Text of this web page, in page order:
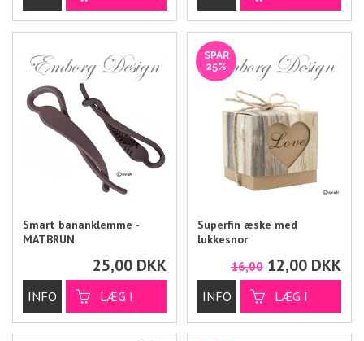
Smart bananklemme -
MATBRUN
25,00 DKK
SPAR
25%
Superfin æske med
lukkesnor
16,00 12,00 DKK